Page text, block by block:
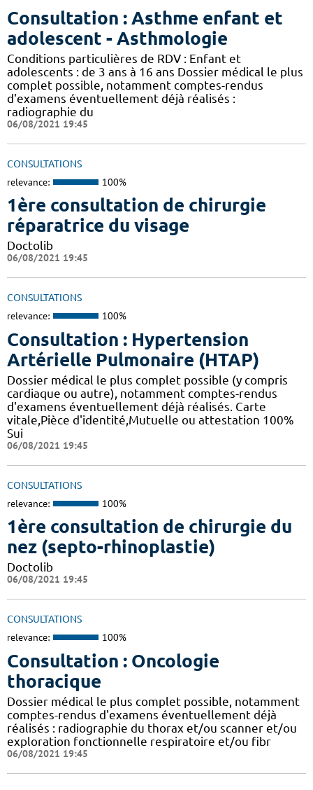
Consultation : Asthme enfant et
adolescent - Asthmologie
Conditions particulières de RDV : Enfant et
adolescents : de 3 ans à 16 ans Dossier médical le plus
complet possible, notamment comptes-rendus
d'examens éventuellement déjà réalisés :
radiographie du
06/08/2021 19:45
CONSULTATIONS
relevance: 100%
1ère consultation de chirurgie
réparatrice du visage
Doctolib
06/08/2021 19:45
CONSULTATIONS
relevance: 100%
Consultation : Hypertension
Artérielle Pulmonaire (HTAP)
Dossier médical le plus complet possible (y compris
cardiaque ou autre), notamment comptes-rendus
d'examens éventuellement déjà réalisés. Carte
vitale,Pièce d'identité,Mutuelle ou attestation 100%
Sui
06/08/2021 19:45
CONSULTATIONS
relevance: 100%
1ère consultation de chirurgie du
nez (septo-rhinoplastie)
Doctolib
06/08/2021 19:45
CONSULTATIONS
relevance: 100%
Consultation : Oncologie
thoracique
Dossier médical le plus complet possible, notamment
comptes-rendus d'examens éventuellement déjà
réalisés : radiographie du thorax et/ou scanner et/ou
exploration fonctionnelle respiratoire et/ou fibr
06/08/2021 19:45